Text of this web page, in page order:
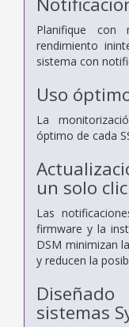
Planifique con
rendimiento
sistema con
Uso
La
óptimo de cada
un solo clic
Las
firmware y la
DSM minimizan
y reducen la
Diseñado
sistemas